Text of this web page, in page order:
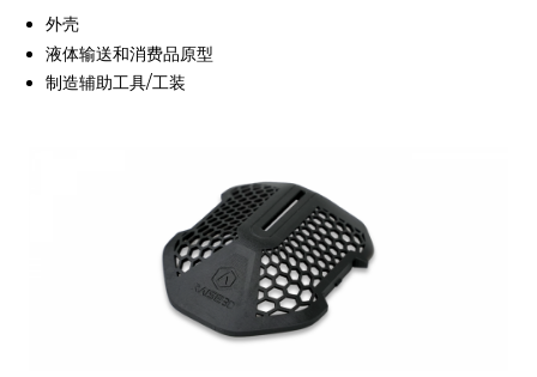
外壳
液体输送和消费品原型
制造辅助工具/工装